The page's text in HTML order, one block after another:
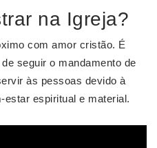
na Igreja?
com amor cristão. É
seguir o mandamento de
às pessoas devido à
estar espiritual e material.